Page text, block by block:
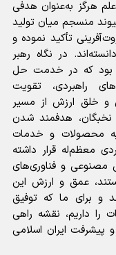
هرگز به‌عنوان هدفی
منسجم میان تولید
تأکید نموده و
در نگاه رهبر
بود که در خدمت حل
راهبردی، تقویت
و خلق ارزش از مسیر
نخبگان، هدفمند شدن
محصولات و خدمات
معظم‌له قرار داشته
مصنوعی و فناوری‌های
عمق و ارزش این
و برای ما که توفیق
را داریم، نقشه راهی
پیشرفت ایران اسلامی